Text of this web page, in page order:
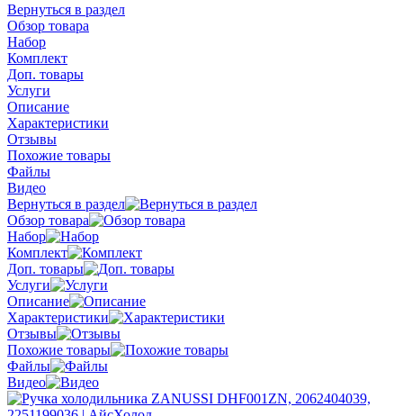
Вернуться в раздел
Обзор товара
Набор
Комплект
Доп. товары
Услуги
Описание
Характеристики
Отзывы
Похожие товары
Файлы
Видео
Вернуться в раздел
Обзор товара
Набор
Комплект
Доп. товары
Услуги
Описание
Характеристики
Отзывы
Похожие товары
Файлы
Видео